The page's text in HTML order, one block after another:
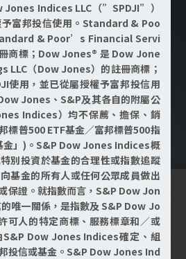
Jones Indices LLC（”SPDJI”）
富邦投信使用。Standard & Poo
& Poor’s Financial Servi
商標；Dow Jones® 是 Dow Jone
（Dow Jones）的註冊商標；
使用，並已從屬授權予富邦投信用
Jones、S&P及其各自的附屬公
Indices）均不保薦、擔保、銷
標普500 ETF基金／富邦標普500指
金」)。S&P Dow Jones Indices概
別投資於基金的合理性或指數追蹤
基金的所有人或任何公眾成員做出
保證。就指數而言，S&P Dow Jon
唯一關係，是指數及 S&P Dow Jo
可人的特定商標、服務標章和／或
S&P Dow Jones Indices確定、組
投信或基金。S&P Dow Jones Ind